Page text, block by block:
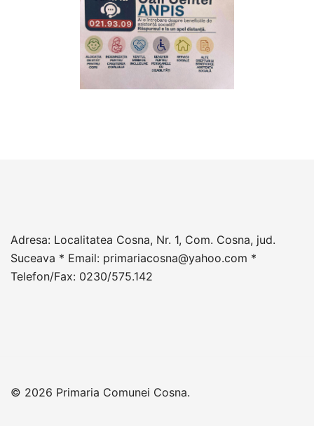
Adresa: Localitatea Cosna, Nr. 1, Com. Cosna, jud.
Suceava * Email: primariacosna@yahoo.com *
Telefon/Fax: 0230/575.142
© 2026 Primaria Comunei Cosna.